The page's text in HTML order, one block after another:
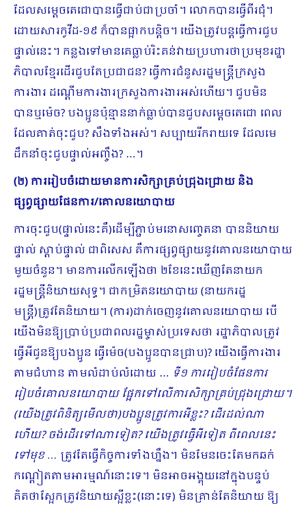
ដែលសម្ដេចតេជោបានធ្វើជាប់ជាប្រចាំ។ លោកបានធ្វើពីរជុំ។
ដោយសារកូវីដ​-១៩ ក៏បានផ្អាកបន្ដិច។ យើងត្រូវបន្តធើ្វការជួប
ផ្ទាល់នេះ។ កន្លងទៅមានគេធ្លាប់រិះគន់វាយប្រហារថាប្រមុខរដ្ឋា
ភិបាលខ្មែរដើរជួបតែប្រជាជន? ធ្វើការជំនួសរដ្ឋមន្រ្តីក្រសួង
ការងារ ដណ្ដើមការងារក្រសួងការងារអស់ហើយ។ ជួបមិន
បានឬម៉េច? បងប្អូនប៉ុន្មាននាក់ធ្លាប់បានជួបសម្ដេចតេជោ ពេល
ដែលគាត់ចុះជួប? សឹងទាំងអស់។ សប្បាយរីករាយទេ ដែលមេ
ដឹកនាំចុះជួបផ្ទាល់អញ្ចឹង? …។
(២) ការរៀបចំដោយមានការសិក្សាគ្រប់ជ្រុងជ្រោយ និង
ផ្សព្វផ្សាយផែនការ/គោលនយោបាយ
ការចុះជួប(ផ្ទាល់នេះគឺ)ដើម្បីភ្ជាប់មនោសញ្ចេតនា បាននិយាយ
ផ្ទាល់ ស្ដាប់ផ្ទាល់ ជាពិសេស គឺការផ្សព្វផ្សាយនូវគោលនយោបាយ
មួយចំនួន។ មានការលើកឡើងថា ២ខែនេះឃើញតែនាយក
រដ្ឋមន្រ្តីនិយាយសុទ្ធ។ ជាកម្រិតនយោបាយ (នាយករដ្ឋ
មន្ត្រី)ត្រូវតែនិយាយ។ (ការ)ដាក់ចេញនូវគោលនយោបាយ បើ
យើងមិនឱ្យប្រាប់ប្រ​ជា​ពលរដ្ឋម្ចាស់ប្រទេសថា រដ្ឋាភិបាលត្រូវ
ធ្វើអីជូនឱ្យបងប្អូន ធ្វើម៉េច(បងប្អូនបានជ្រាប)? យើងធ្វើការងារ
តាមជំហាន តាមលំដាប់លំដោយ​ … ទី១ ការរៀបចំផែនការ
រៀបចំគោលនយោបាយ ផ្អែកទៅលើការសិក្សាគ្រប់ជ្រុងជ្រោយ។
(យើងត្រូវពិនិត្យមើលថា)បងប្អូនត្រូវការអីខ្លះ? ដើរដល់ណា
ហើយ? ចង់ដើរទៅណាទៀត? យើងត្រូវធ្វើអីទៀត ពីពេលនេះ
ទៅមុខ … ត្រូវតែធ្វើកិច្ចការទាំងហ្នឹង។ មិនមែនចេះតែមកឆក់
កណ្ដៀតតាមអារម្មណ៍នោះទេ។ មិនអាចអង្គុយនៅក្នុងបន្ទប់
គិតថាស្អែកត្រូវនិយាយស្អីខ្លះ(នោះទេ) មិនគ្រាន់តែនិយាយ ឱ្យ​